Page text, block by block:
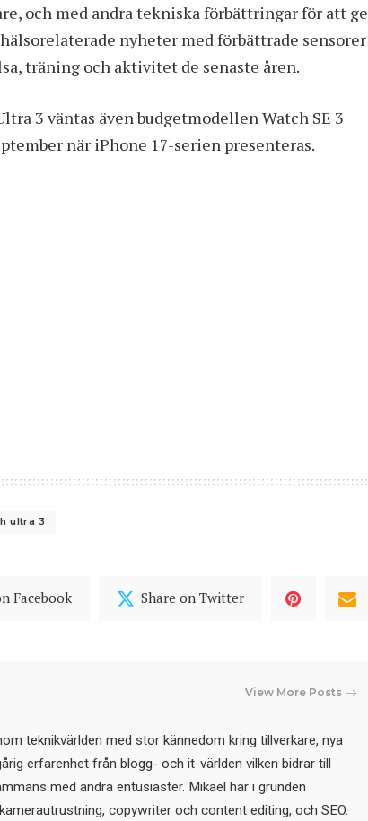
och med andra tekniska förbättringar för att ge
nyheter med förbättrade sensorer
träning och aktivitet de senaste åren.
3 väntas även budgetmodellen Watch SE 3
när iPhone 17-serien presenteras.
ultra 3
Facebook Share on Twitter
View More Posts
teknikvärlden med stor kännedom kring tillverkare, nya
erfarenhet från blogg- och it-världen vilken bidrar till
med andra entusiaster. Mikael har i grunden
copywriter och content editing, och SEO.